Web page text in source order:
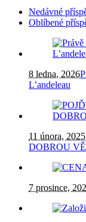
Nedávné
Oblíbené
8 ledna, 2026
L’andeleau
11 února, 2025
DOBROU
7 prosince,